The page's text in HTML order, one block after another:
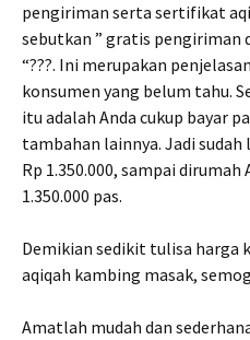
pengiriman serta sertifikat
sebutkan ” gratis pengiriman
“???. Ini merupakan
konsumen yang belum tahu.
itu adalah Anda cukup bayar
tambahan lainnya. Jadi sudah
Rp 1.350.000, sampai
1.350.000 pas.
Demikian sedikit tulisa harga
aqiqah kambing masak,
Amatlah mudah dan